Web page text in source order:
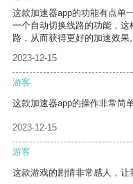
这款加速器app的功能有点单
一个自动切换线路的功能，
路，从而获得更好的加速效果。
2023-12-15
游客
这款加速器app的操作非常简
2023-12-15
游客
这款游戏的剧情非常感人，让